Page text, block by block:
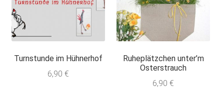
Turnstunde im Hühnerhof
6,90 €
Ruheplätzchen unter’m
Osterstrauch
6,90€